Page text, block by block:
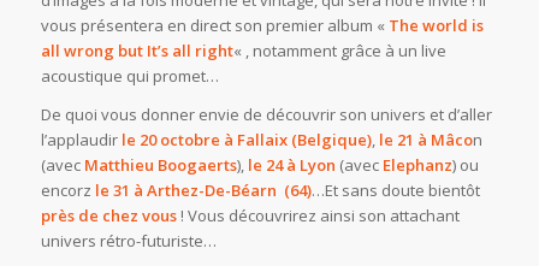
vous présentera en direct son premier album « The world is
all wrong but It’s all right« , notamment grâce à un live
acoustique qui promet…
De quoi vous donner envie de découvrir son univers et d’aller
l’applaudir le 20 octobre à Fallaix (Belgique), le 21 à Mâcon
(avec Matthieu Boogaerts), le 24 à Lyon (avec Elephanz) ou
encorz le 31 à Arthez-De-Béarn (64)…Et sans doute bientôt
près de chez vous! Vous découvrirez ainsi son attachant
univers rétro-futuriste…